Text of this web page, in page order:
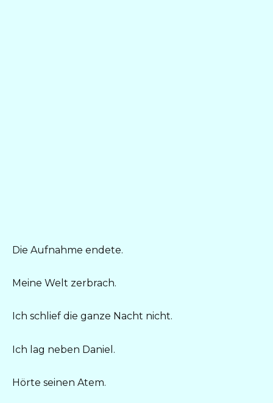
Die Aufnahme endete.
Meine Welt zerbrach.
Ich schlief die ganze Nacht nicht.
Ich lag neben Daniel.
Hörte seinen Atem.